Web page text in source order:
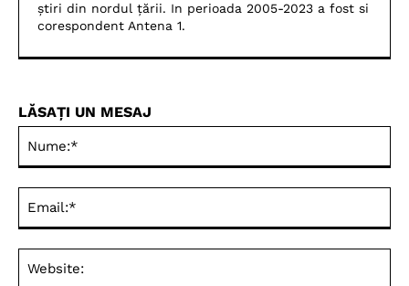
știri din nordul țării. In perioada 2005-2023 a fost si
corespondent Antena 1.
LĂSAȚI UN MESAJ